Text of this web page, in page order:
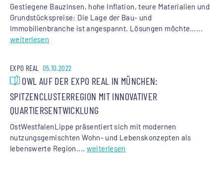
Gestiegene Bauzinsen, hohe Inflation, teure Materialien und
Grundstückspreise: Die Lage der Bau- und
Immobilienbranche ist angespannt. Lösungen möchte…...
weiterlesen
EXPO REAL 05.10.2022
OWL AUF DER EXPO REAL IN MÜNCHEN:
SPITZENCLUSTERREGION MIT INNOVATIVER
QUARTIERSENTWICKLUNG
OstWestfalenLippe präsentiert sich mit modernen
nutzungsgemischten Wohn- und Lebenskonzepten als
lebenswerte Region.... weiterlesen